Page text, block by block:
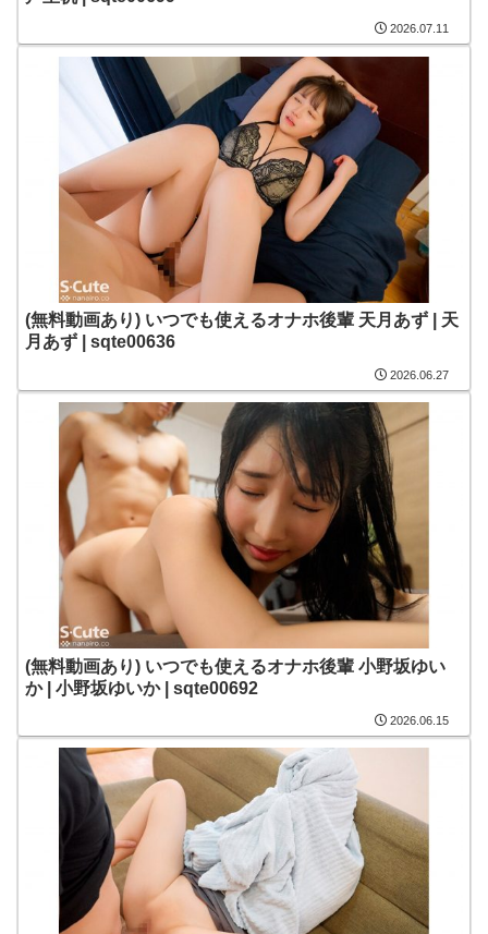
2026.07.11
(無料動画あり) いつでも使えるオナホ後輩 天月あず | 天
月あず | sqte00636
2026.06.27
(無料動画あり) いつでも使えるオナホ後輩 小野坂ゆい
か | 小野坂ゆいか | sqte00692
2026.06.15